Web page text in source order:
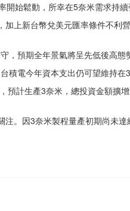
始鬆動，所幸在5奈米需求持續
上新台幣兌美元匯率條件不利
預期全年景氣將呈先低後高態
電今年資本支出仍可望維持在
計生產3奈米，總投資金額擴
。因3奈米製程量產初期尚未